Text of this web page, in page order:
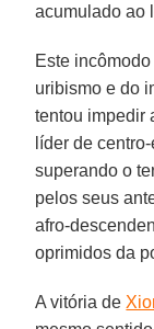
acumulado ao
Este
uribismo e do
tentou impedir
líder de
superando o
pelos seus
afro-
oprimidos da
A vitória de